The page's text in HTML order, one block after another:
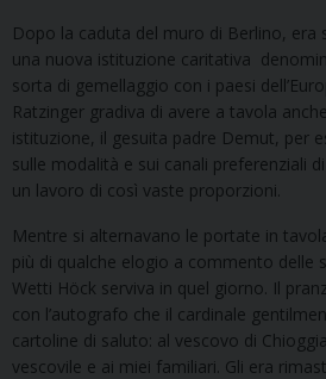
Dopo la caduta del muro di Berlino, era
una nuova istituzione caritativa
sorta di gemellaggio con i paesi
Ratzinger gradiva di avere a tavola
istituzione, il gesuita padre Demut, per
sulle modalità e sui canali preferenziali
un lavoro di così vaste proporzioni.
Mentre si alternavano le portate in
più di qualche elogio a commento delle
Wetti Höck serviva in quel giorno. Il
con l’autografo che il cardinale
cartoline di saluto: al vescovo di
vescovile e ai miei familiari. Gli era